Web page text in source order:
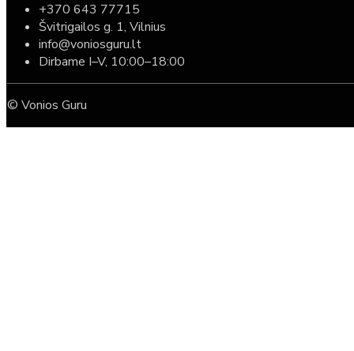
+370 643 77715
Švitrigailos g. 1, Vilnius
info@voniosguru.lt
Dirbame I–V, 10:00–18:00
© Vonios Guru